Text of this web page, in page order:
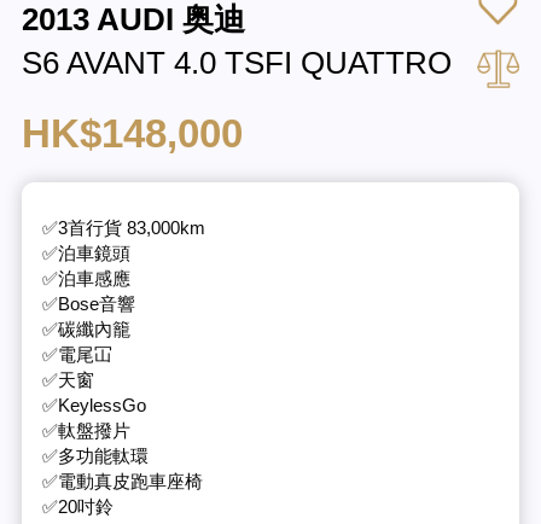
2013 AUDI 奥迪
S6 AVANT 4.0 TSFI QUATTRO
HK$148,000
✅3首行貨 83,000km
✅泊車鏡頭
✅泊車感應
✅Bose音響
✅碳纖內籠
✅電尾冚
✅天窗
✅KeylessGo
✅軚盤撥片
✅多功能軚環
✅電動真皮跑車座椅
✅20吋鈴